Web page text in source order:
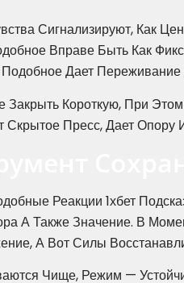
Сигнализируют, Как
Вправе Быть Как
Дает
Короткую, При
Пресс, Дает Опору
Реакции 1хбет
А Также Значение. В
А Вот Силы
Чище, Режим —